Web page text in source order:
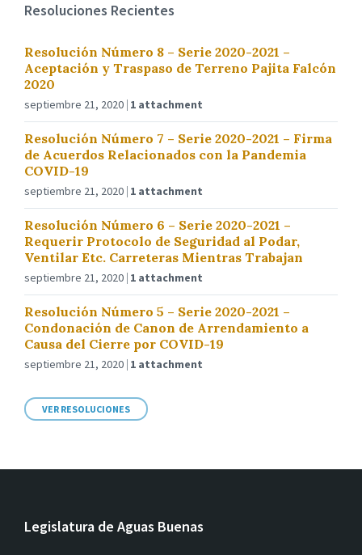
Resoluciones Recientes
Resolución Número 8 – Serie 2020-2021 –
Aceptación y Traspaso de Terreno Pajita Falcón
2020
septiembre 21, 2020 1 attachment
Resolución Número 7 – Serie 2020-2021 – Firma
de Acuerdos Relacionados con la Pandemia
COVID-19
septiembre 21, 2020 1 attachment
Resolución Número 6 – Serie 2020-2021 –
Requerir Protocolo de Seguridad al Podar,
Ventilar Etc. Carreteras Mientras Trabajan
septiembre 21, 2020 1 attachment
Resolución Número 5 – Serie 2020-2021 –
Condonación de Canon de Arrendamiento a
Causa del Cierre por COVID-19
septiembre 21, 2020 1 attachment
VER RESOLUCIONES
Legislatura de Aguas Buenas